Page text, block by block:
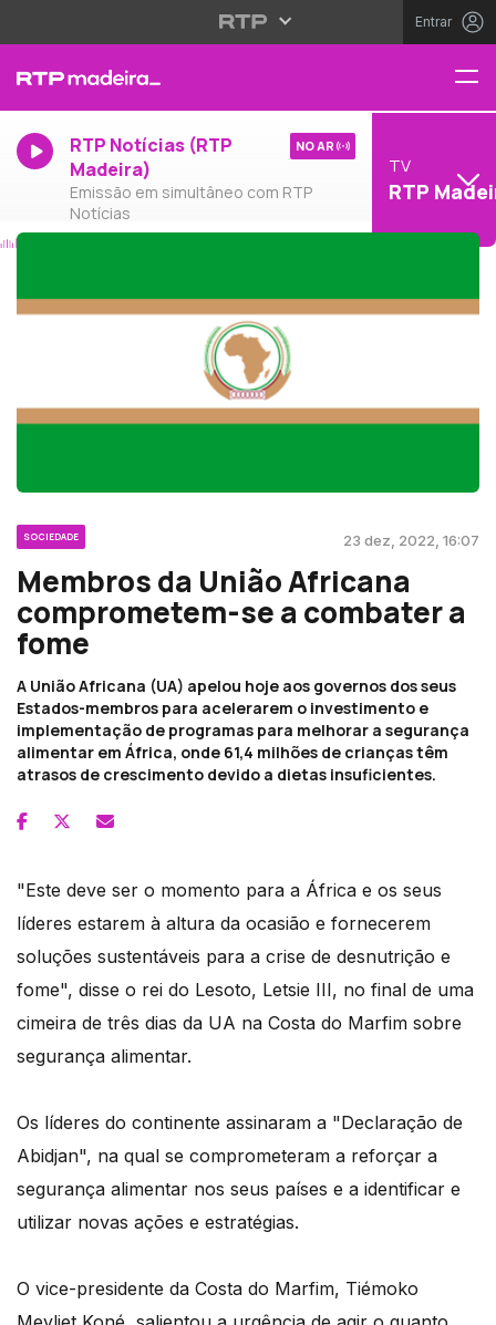
Entrar
RTP Notícias (RTP
Madeira)
Emissão em simultâneo com RTP
Notícias
NO AR
TV
RTP
SOCIEDADE 23 dez, 2022, 16:07
Membros da União Africana
comprometem-se a combater a
fome
A União Africana (UA) apelou hoje aos governos dos seus
Estados-membros para acelerarem o investimento e
implementação de programas para melhorar a segurança
alimentar em África, onde 61,4 milhões de crianças têm
atrasos de crescimento devido a dietas insuficientes.
"Este deve ser o momento para a África e os seus
líderes estarem à altura da ocasião e fornecerem
soluções sustentáveis para a crise de desnutrição e
fome", disse o rei do Lesoto, Letsie III, no final de uma
cimeira de três dias da UA na Costa do Marfim sobre
segurança alimentar.
Os líderes do continente assinaram a "Declaração de
Abidjan", na qual se comprometeram a reforçar a
segurança alimentar nos seus países e a identificar e
utilizar novas ações e estratégias.
O vice-presidente da Costa do Marfim, Tiémoko